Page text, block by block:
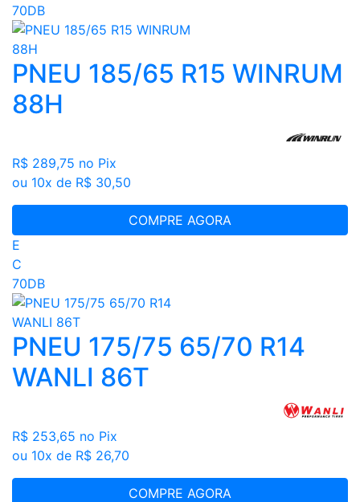
70DB
PNEU 185/65 R15 WINRUM
88H
R$ 289,75 no Pix
ou 10x de R$ 30,50
COMPRE AGORA
E
C
70DB
PNEU 175/75 65/70 R14
WANLI 86T
R$ 253,65 no Pix
ou 10x de R$ 26,70
COMPRE AGORA